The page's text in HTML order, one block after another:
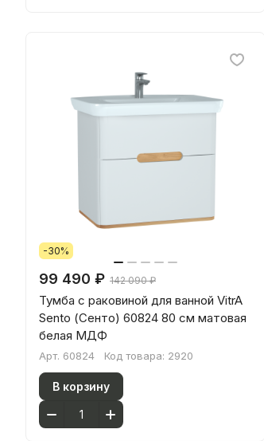
-30%
99 490 ₽ 142 090 ₽
Тумба с раковиной для ванной VitrA
Sento (Сенто) 60824 80 см матовая
белая МДФ
Арт. 60824 Код товара: 2920
В корзину